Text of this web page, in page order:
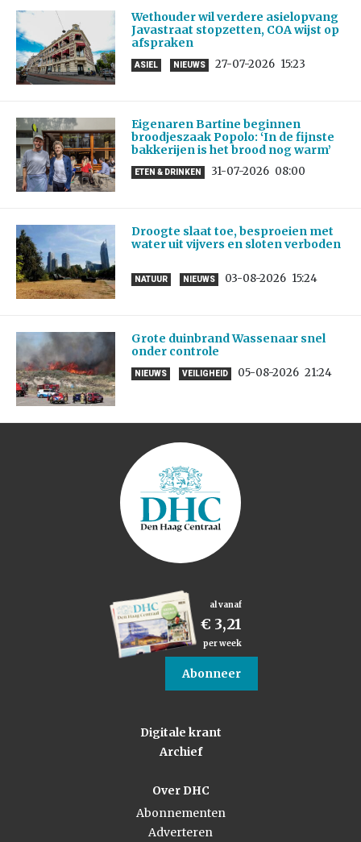
Wethouder wil verdere asielopvang
Javastraat stopzetten, COA wijst op
afspraken
ASIEL NIEUWS 27-07-2026 15:23
Eigenaren Bartine beginnen
broodjeszaak Popolo: ‘In de fijnste
bakkerijen is het brood nog warm’
ETEN & DRINKEN 31-07-2026 08:00
Droogte slaat toe, besproeien met
water uit vijvers en sloten verboden
NATUUR NIEUWS 03-08-2026 15:24
Grote duinbrand Wassenaar snel
onder controle
NIEUWS VEILIGHEID 05-08-2026 21:24
al vanaf
€ 3,21
per week
Abonneer
Digitale krant
Archief
Over DHC
Abonnementen
Adverteren